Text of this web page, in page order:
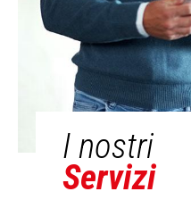
I nostri
Servizi